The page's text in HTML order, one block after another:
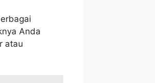
Anda
atau